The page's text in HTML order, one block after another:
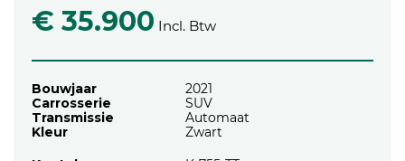
€ 35.900 Incl. Btw
Bouwjaar
2021
Carrosserie
SUV
Transmissie
Automaat
Kleur
Zwart